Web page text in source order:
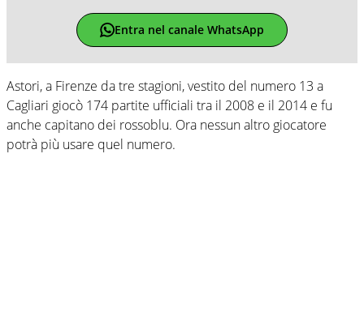
Entra nel canale WhatsApp
Astori, a Firenze da tre stagioni, vestito del numero 13 a
Cagliari giocò 174 partite ufficiali tra il 2008 e il 2014 e fu
anche capitano dei rossoblu. Ora nessun altro giocatore
potrà più usare quel numero.